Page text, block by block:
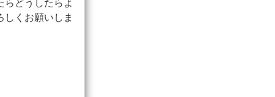
どうしたらよ
くお願いしま